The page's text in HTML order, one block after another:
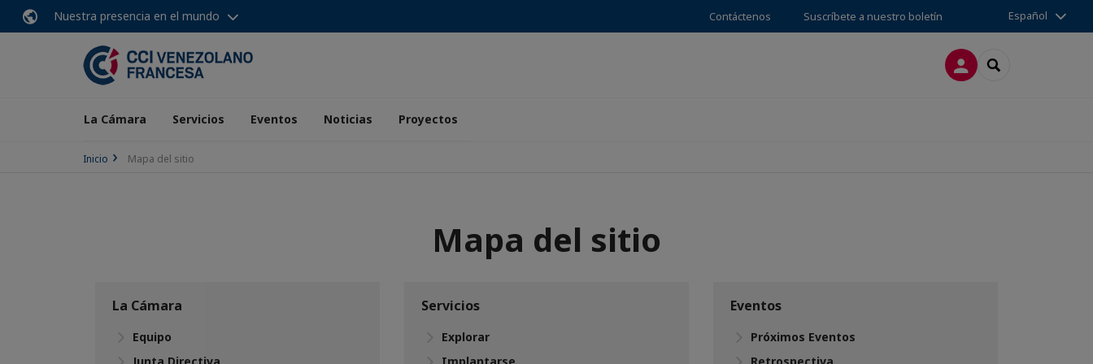
Nuestra presencia en el mundo Contáctenos Suscríbete a nuestro boletín Español
CONECTARSE
SEARCH
La Cámara Servicios Eventos Noticias Proyectos
Inicio Mapa del sitio
Mapa del sitio
La Cámara
Equipo
Servicios
Explorar
Eventos
Próximos Eventos